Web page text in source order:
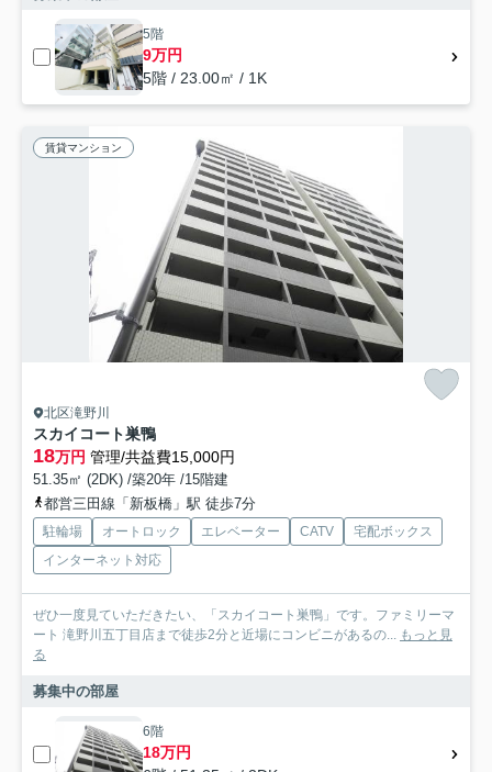
5階
9万円
5階 / 23.00㎡ / 1K
賃貸マンション
北区滝野川
スカイコート巣鴨
18万円 管理/共益費15,000円
51.35㎡ (2DK) /築20年 /15階建
都営三田線「新板橋」駅 徒歩7分
駐輪場 オートロック エレベーター CATV
宅配ボックス
インターネット対応
ぜひ一度見ていただきたい、「スカイコート巣鴨」です。ファミリーマ
ート 滝野川五丁目店まで徒歩2分と近場にコンビニがあるの... もっと見
る
募集中の部屋
6階
18万円